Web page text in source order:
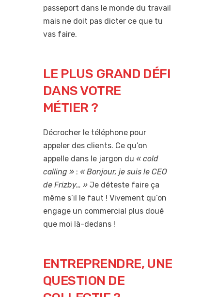
passeport dans le monde du travail
mais ne doit pas dicter ce que tu
vas faire.
LE PLUS GRAND DÉFI
DANS VOTRE
MÉTIER ?
Décrocher le téléphone pour
appeler des clients. Ce qu’on
appelle dans le jargon du « cold
calling » : « Bonjour, je suis le CEO
de Frizby… » Je déteste faire ça
même s’il le faut ! Vivement qu’on
engage un commercial plus doué
que moi là-dedans !
ENTREPRENDRE, UNE
QUESTION DE